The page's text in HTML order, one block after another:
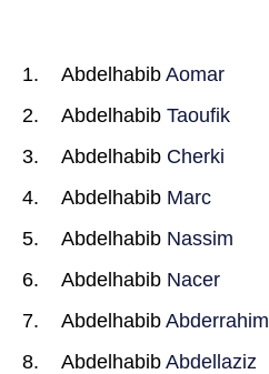
Abdelhabib Aomar
Abdelhabib Taoufik
Abdelhabib Cherki
Abdelhabib Marc
Abdelhabib Nassim
Abdelhabib Nacer
Abdelhabib Abderrahim
Abdelhabib Abdellaziz